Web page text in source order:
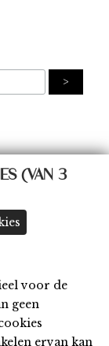
(VAN 3
voor de
geen
ervan kan
details >>)